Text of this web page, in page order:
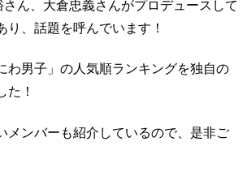
ん、大倉忠義さんがプロデュースして
り、話題を呼んでいます！
わ男子」の人気順ランキングを独自の
た！
メンバーも紹介しているので、是非ご